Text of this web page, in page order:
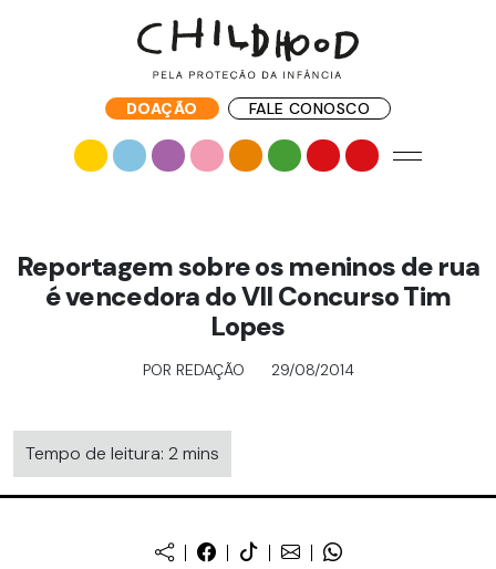
DOAÇÃO FALE CONOSCO
Reportagem sobre os meninos de rua
é vencedora do VII Concurso Tim
Lopes
POR REDAÇÃO 29/08/2014
Tempo de leitura: 2 mins